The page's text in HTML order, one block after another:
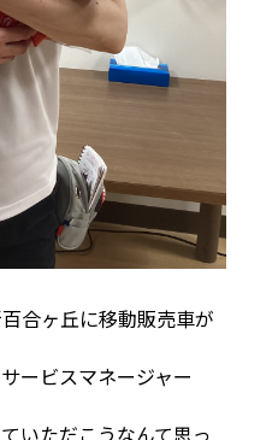
合ヶ丘に移動販売車が
ービスマネージャー
いただこうなんて思っ